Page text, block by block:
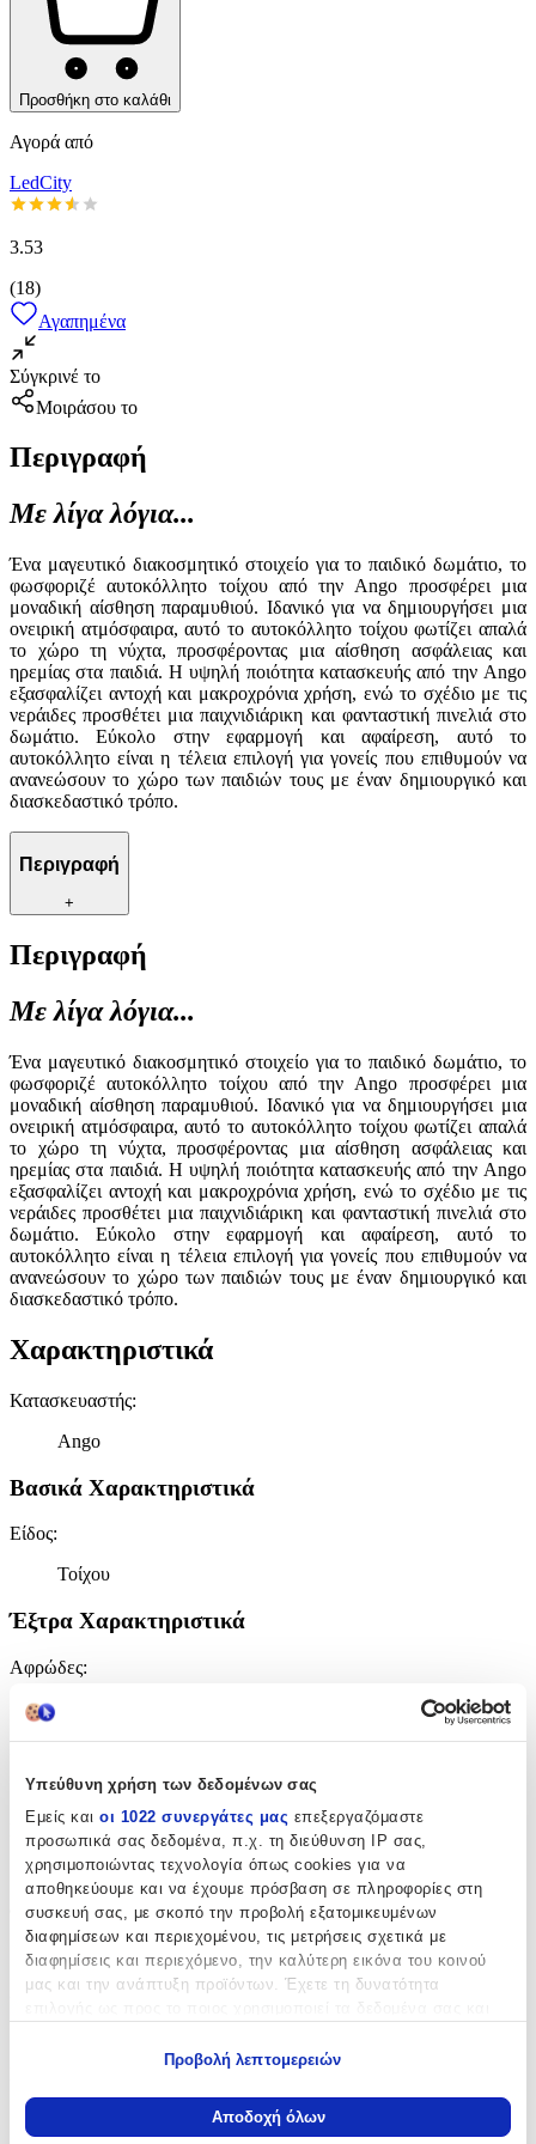
Υπεύθυνη χρήση των δεδομένων σας
Εμείς και οι 1022 συνεργάτες μας επεξεργαζόμαστε
προσωπικά σας δεδομένα, π.χ. τη διεύθυνση IP σας,
χρησιμοποιώντας τεχνολογία όπως cookies για να
αποθηκεύουμε και να έχουμε πρόσβαση σε πληροφορίες στη
συσκευή σας, με σκοπό την προβολή εξατομικευμένων
διαφημίσεων και περιεχομένου, τις μετρήσεις σχετικά με
διαφημίσεις και περιεχόμενο, την καλύτερη εικόνα του κοινού
μας και την ανάπτυξη προϊόντων. Έχετε τη δυνατότητα
Να συλλέξουμε πληροφορίες σχετικά με τη γεωγραφική
σας τοποθεσία, οι οποίες μπορεί να είναι ακριβείς σε
Προβολή λεπτομερειών
Αποδοχή όλων
Προσθήκη στο καλάθι
Αγορά από
LedCity
3.53
(18)
Αγαπημένα
Σύγκρινέ το
Μοιράσου το
Περιγραφή
Με λίγα λόγια...
Ένα μαγευτικό διακοσμητικό στοιχείο για το παιδικό δωμάτιο, το
φωσφοριζέ αυτοκόλλητο τοίχου από την Ango προσφέρει μια
μοναδική αίσθηση παραμυθιού. Ιδανικό για να δημιουργήσει μια
ονειρική ατμόσφαιρα, αυτό το αυτοκόλλητο τοίχου φωτίζει απαλά
το χώρο τη νύχτα, προσφέροντας μια αίσθηση ασφάλειας και
ηρεμίας στα παιδιά. Η υψηλή ποιότητα κατασκευής από την Ango
εξασφαλίζει αντοχή και μακροχρόνια χρήση, ενώ το σχέδιο με τις
νεράιδες προσθέτει μια παιχνιδιάρικη και φανταστική πινελιά στο
δωμάτιο. Εύκολο στην εφαρμογή και αφαίρεση, αυτό το
αυτοκόλλητο είναι η τέλεια επιλογή για γονείς που επιθυμούν να
ανανεώσουν το χώρο των παιδιών τους με έναν δημιουργικό και
διασκεδαστικό τρόπο.
Περιγραφή
+
Περιγραφή
Με λίγα λόγια...
Ένα μαγευτικό διακοσμητικό στοιχείο για το παιδικό δωμάτιο, το
φωσφοριζέ αυτοκόλλητο τοίχου από την Ango προσφέρει μια
μοναδική αίσθηση παραμυθιού. Ιδανικό για να δημιουργήσει μια
ονειρική ατμόσφαιρα, αυτό το αυτοκόλλητο τοίχου φωτίζει απαλά
το χώρο τη νύχτα, προσφέροντας μια αίσθηση ασφάλειας και
ηρεμίας στα παιδιά. Η υψηλή ποιότητα κατασκευής από την Ango
εξασφαλίζει αντοχή και μακροχρόνια χρήση, ενώ το σχέδιο με τις
νεράιδες προσθέτει μια παιχνιδιάρικη και φανταστική πινελιά στο
δωμάτιο. Εύκολο στην εφαρμογή και αφαίρεση, αυτό το
αυτοκόλλητο είναι η τέλεια επιλογή για γονείς που επιθυμούν να
ανανεώσουν το χώρο των παιδιών τους με έναν δημιουργικό και
διασκεδαστικό τρόπο.
Χαρακτηριστικά
Κατασκευαστής:
Ango
Βασικά Χαρακτηριστικά
Είδος:
Τοίχου
Έξτρα Χαρακτηριστικά
Αφρώδες:
Βινυλίου:
Ναι
Μπορντούρα
Όχι
Φωσφοριζέ:
Ναι
3D: